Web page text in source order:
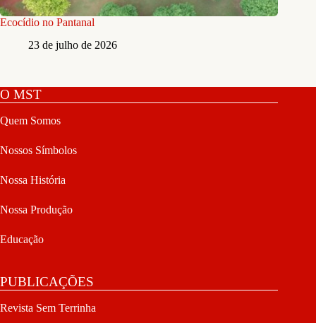
Ecocídio no Pantanal
23 de julho de 2026
O MST
Quem Somos
Nossos Símbolos
Nossa História
Nossa Produção
Educação
PUBLICAÇÕES
Revista Sem Terrinha